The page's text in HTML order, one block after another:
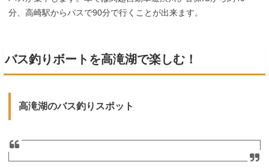
分、高崎駅からバスで90分で行くことが出来ます。
バス釣りボートを高滝湖で楽しむ！
高滝湖のバス釣りスポット